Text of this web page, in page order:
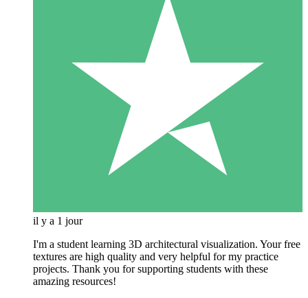
il y a 1 jour
I'm a student learning 3D architectural visualization. Your free
textures are high quality and very helpful for my practice
projects. Thank you for supporting students with these
amazing resources!